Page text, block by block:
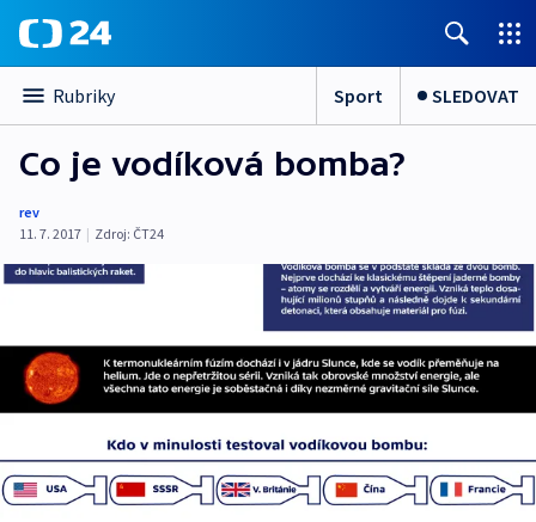
Rubriky Sport SLEDOVAT
Co je vodíková bomba?
rev
11. 7. 2017 | Zdroj: ČT24